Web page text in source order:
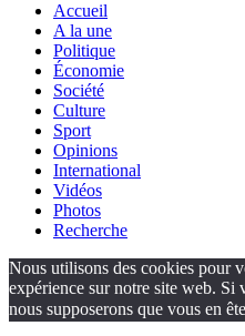
Accueil
A la une
Politique
Économie
Société
Culture
Sport
Opinions
International
Vidéos
Photos
Recherche
Nous utilisons des cookies pour
expérience sur notre site web. Si
nous supposerons que vous en